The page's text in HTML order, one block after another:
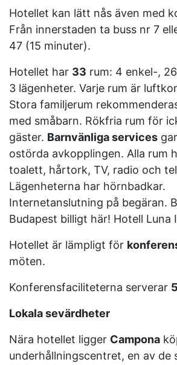
Hotellet kan lätt nås även med
Från innerstaden ta buss nr 7
47 (15 minuter).
Hotellet har 33 rum: 4 enkel-,
3 lägenheter. Varje rum är
Stora familjerum
med småbarn. Rökfria rum för
gäster. Barnvänliga services
ostörda avkopplingen. Alla rum
toalett, hårtork, TV, radio och
Lägenheterna har hörnbadkar.
Internetanslutning på begäran.
Budapest billigt här! Hotell Luna
Hotellet är lämpligt för
möten.
Konferensfaciliteterna serverar
Lokala sevärdheter
Nära hotellet ligger Campona
underhållningscentret, en av de